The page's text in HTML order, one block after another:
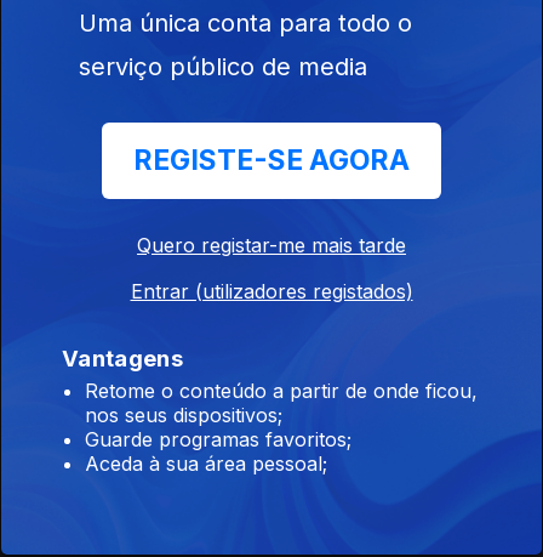
Filhos da Luta - 50 Anos das independências
Africanas
Filhos da Luta - 50 Anos das independências
31 ago. 2025
Filhos da Luta - 50 Anos das independências
Africanas
Uma única conta para todo o
serviço público de media
REGISTE-SE AGORA
Quero registar-me mais tarde
Entrar (utilizadores registados)
Vantagens
Retome o conteúdo a partir de onde ficou,
nos seus dispositivos;
Guarde programas favoritos;
Aceda à sua área pessoal;